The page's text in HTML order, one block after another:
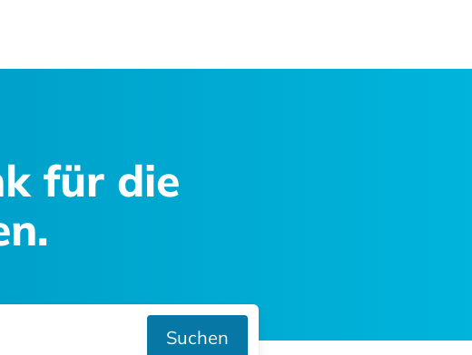
für die
Suchen